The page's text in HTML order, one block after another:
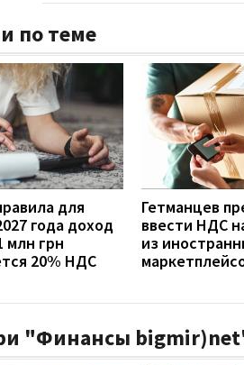
по теме
для
года доход
млн грн
20% НДС
Гетманцев
ввести НДС
из
"Финансы